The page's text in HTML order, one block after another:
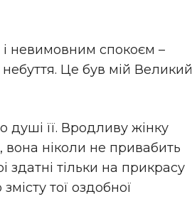
і невимовним спокоєм –
Це був мій Великий
її. Вродливу жінку
ніколи не привабить
тільки на прикрасу
тої оздобної